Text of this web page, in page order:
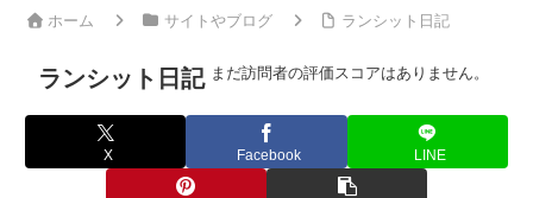
ホーム サイトやブログ ランシット日記
ランシット日記 まだ訪問者の評価スコアはありません。
X Facebook LINE